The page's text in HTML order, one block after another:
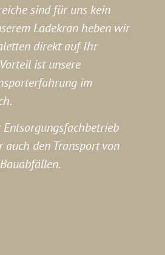
sind für uns kein
Ladekran heben wir
direkt auf Ihr
ist unsere
im
auch den Transport von